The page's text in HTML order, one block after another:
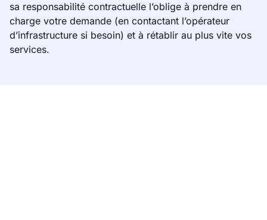
sa responsabilité contractuelle l’oblige à prendre en
charge votre demande (en contactant l’opérateur
d’infrastructure si besoin) et à rétablir au plus vite vos
services.